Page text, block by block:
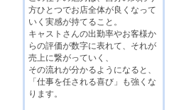
方ひとつでお店全体が良くなって
いく実感が持てること。
キャストさんの出勤率やお客様か
らの評価が数字に表れて、それが
売上に繋がっていく、
その流れが分かるようになると、
「仕事を任される喜び」も強くな
ります。